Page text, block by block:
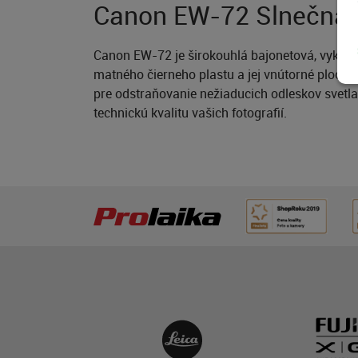
Canon EW-72
Canon EW-72 je širokouhlá bajonetová,
matného čierneho plastu a jej vnútorné
pre odstraňovanie nežiaducich odleskov
technickú kvalitu vašich fotografií.